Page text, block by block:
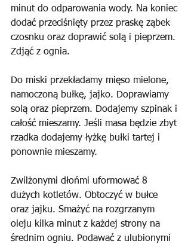
minut do odparowania wody. Na koniec
dodać przeciśnięty przez praskę ząbek
czosnku oraz doprawić solą i pieprzem.
Zdjąć z ognia.
Do miski przekładamy mięso mielone,
namoczoną bułkę, jajko. Doprawiamy
solą oraz pieprzem. Dodajemy szpinak i
całość mieszamy. Jeśli masa będzie zbyt
rzadka dodajemy łyżkę bułki tartej i
ponownie mieszamy.
Zwilżonymi dłońmi uformować 8
dużych kotletów. Obtoczyć w bułce
oraz jajku. Smażyć na rozgrzanym
oleju kilka minut z każdej strony na
średnim ogniu. Podawać z ulubionymi